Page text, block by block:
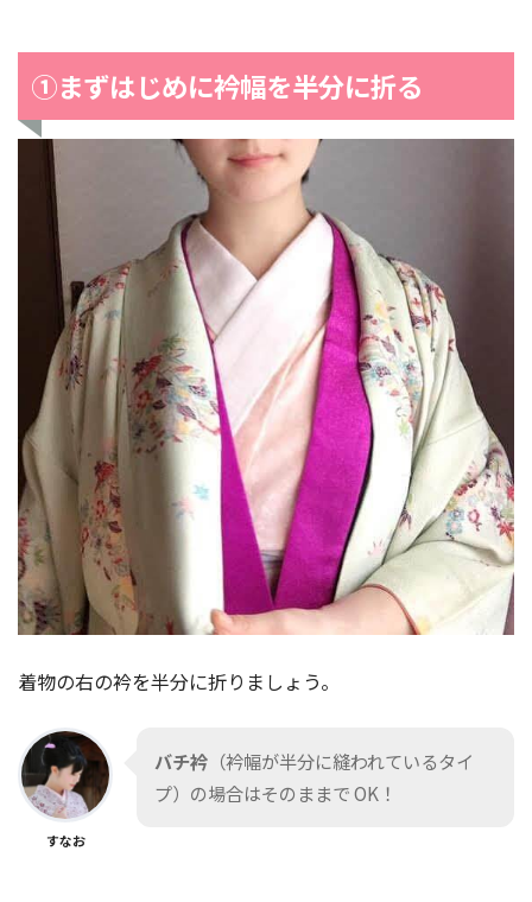
①まずはじめに衿幅を半分に折る
着物の右の衿を半分に折りましょう。
すなお
バチ衿 （衿幅が半分に縫われているタイ
プ）の場合はそのままで OK！